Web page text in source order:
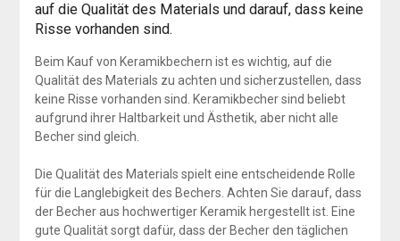
auf die Qualität des Materials und darauf, dass keine
Risse vorhanden sind.
Beim Kauf von Keramikbechern ist es wichtig, auf die
Qualität des Materials zu achten und sicherzustellen, dass
keine Risse vorhanden sind. Keramikbecher sind beliebt
aufgrund ihrer Haltbarkeit und Ästhetik, aber nicht alle
Becher sind gleich.
Die Qualität des Materials spielt eine entscheidende Rolle
für die Langlebigkeit des Bechers. Achten Sie darauf, dass
der Becher aus hochwertiger Keramik hergestellt ist. Eine
gute Qualität sorgt dafür, dass der Becher den täglichen